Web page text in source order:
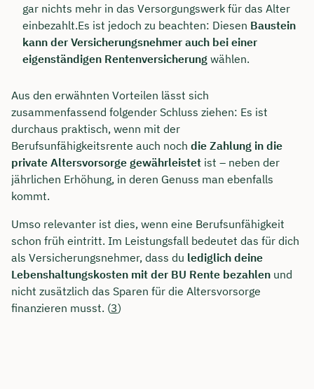
gar nichts mehr in das Versorgungswerk für das Alter
einbezahlt.Es ist jedoch zu beachten: Diesen Baustein
kann der Versicherungsnehmer auch bei einer
eigenständigen Rentenversicherung wählen.
Aus den erwähnten Vorteilen lässt sich
zusammenfassend folgender Schluss ziehen: Es ist
durchaus praktisch, wenn mit der
Berufsunfähigkeitsrente auch noch die Zahlung in die
private Altersvorsorge gewährleistet ist – neben der
jährlichen Erhöhung, in deren Genuss man ebenfalls
kommt.
Umso relevanter ist dies, wenn eine Berufsunfähigkeit
schon früh eintritt. Im Leistungsfall bedeutet das für dich
als Versicherungsnehmer, dass du lediglich deine
Lebenshaltungskosten mit der BU Rente bezahlen und
nicht zusätzlich das Sparen für die Altersvorsorge
finanzieren musst. (3)